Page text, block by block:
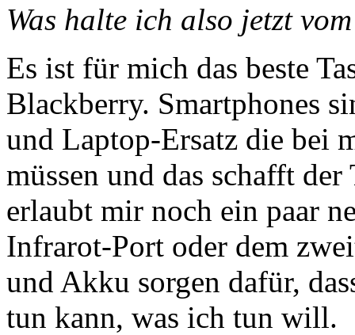
Was halte ich also jetzt
Es ist für mich das beste
Blackberry. Smartphones
und Laptop-Ersatz die bei
müssen und das schafft
erlaubt mir noch ein paar
Infrarot-Port oder dem
und Akku sorgen dafür,
tun kann, was ich tun will.